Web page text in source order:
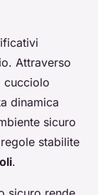
Attraverso
cucciolo
dinamica
sicuro
stabilite
.